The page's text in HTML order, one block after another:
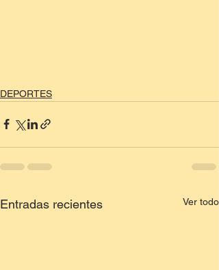
DEPORTES
Entradas recientes Ver todo